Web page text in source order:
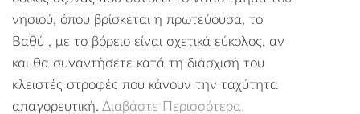
νησιού, όπου βρίσκεται η πρωτεύουσα, το
Βαθύ , με το βόρειο είναι σχετικά εύκολος, αν
και θα συναντήσετε κατά τη διάσχισή του
κλειστές στροφές που κάνουν την ταχύτητα
απαγορευτική. Διαβάστε Περισσότερα